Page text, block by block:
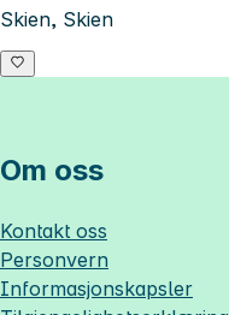
Skien, Skien
Om oss
Kontakt oss
Personvern
Informasjonskapsler